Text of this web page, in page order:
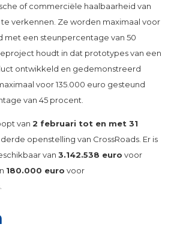
of commerciële haalbaarheid van
verkennen. Ze worden maximaal voor
met een steunpercentage van 50
houdt in dat prototypes van een
ontwikkeld en gedemonstreerd
voor 135.000 euro gesteund
van 45 procent.
van 2 februari tot en met 31
openstelling van CrossRoads. Er is
van 3.142.538 euro voor
180.000 euro voor